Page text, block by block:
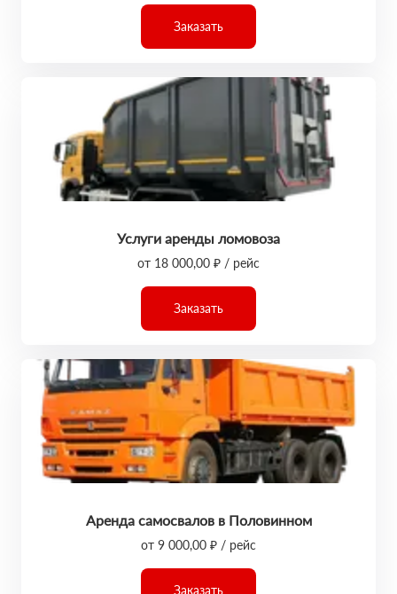
Заказать
Услуги аренды ломовоза
от 18 000,00 ₽ / рейс
Заказать
Аренда самосвалов в Половинном
от 9 000,00 ₽ / рейс
Заказать